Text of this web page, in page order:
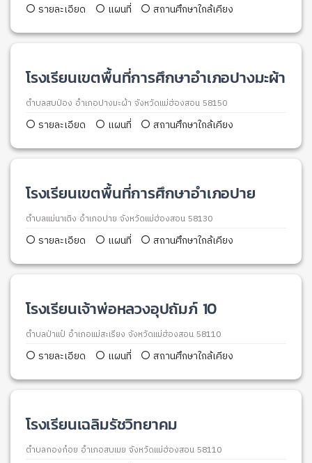
รายละเอียด แผนที่ สถานศึกษาใกล้เคียง
โรงเรียนเขตพื้นที่การศึกษาอำเภอปางมะผ้า
ตำบลสบป่อง อำเภอปางมะผ้า จังหวัดแม่ฮ่องสอน 58150
รายละเอียด แผนที่ สถานศึกษาใกล้เคียง
โรงเรียนเขตพื้นที่การศึกษาอำเภอปาย
ตำบลแม่นาเติง อำเภอปาย จังหวัดแม่ฮ่องสอน 58130
รายละเอียด แผนที่ สถานศึกษาใกล้เคียง
โรงเรียนเจ้าพ่อหลวงอุปถัมภ์ 10
ตำบลป่าแป๋ อำเภอแม่สะเรียง จังหวัดแม่ฮ่องสอน 58110
รายละเอียด แผนที่ สถานศึกษาใกล้เคียง
โรงเรียนเฉลิมรัชวิทยาคม
ตำบลกองก๋อย อำเภอสบเมย จังหวัดแม่ฮ่องสอน 58110